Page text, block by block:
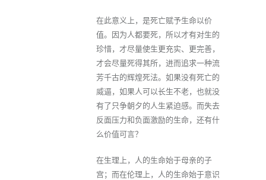
在此意义上，是死亡赋予生命以价
值。因为人都要死，所以才有对生的
珍惜，才尽量使生更充实、更完善，
才会尽量死得其所，进而追求一种流
芳千古的辉煌死法。如果没有死亡的
威逼，如果人可以长生不老，也就没
有了只争朝夕的人生紧迫感。而失去
反面压力和负面激励的生命，还有什
么价值可言？
在生理上，人的生命始于母亲的子
宫；而在伦理上，人的生命始于意识